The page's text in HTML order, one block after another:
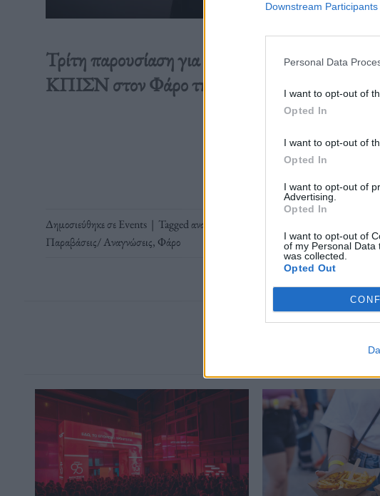
Downstream Participants
Personal Data
I want to opt-out of
Opted In
I want to opt-out of
Opted In
I want to opt-out of
Advertising.
Opted In
I want to opt-out of
of my Personal Data
was collected.
Opted Out
Τρίτη παρουσίαση για το θεατρικό αναλόγιο
ΚΠΙΣΝ στον Φάρο την Κυριακή 10
Διαβάστε περισσότερα
Δημοσιεύθηκε σεEvents | Taggedαναλόγιο του ΚΠΙΣΝ
Παραβάσεις/ Αναγνώσεις, Φάρο